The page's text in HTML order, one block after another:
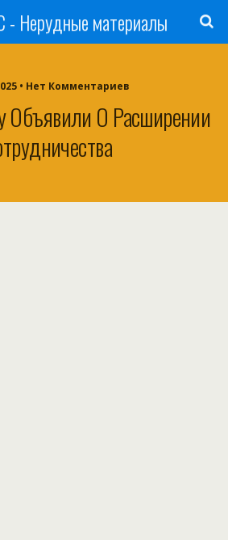
- Нерудные материалы
• Нет Комментариев
Объявили О Расширении